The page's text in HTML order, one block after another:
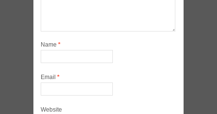
Name *
Email *
Website